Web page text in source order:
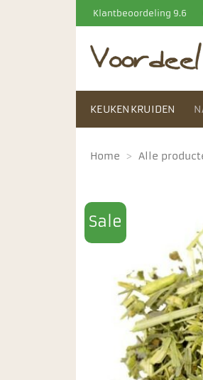
naar
inhoud
Klantbeoordeling 9.6
KEUKENKRUIDEN
Home > Alle
Sale